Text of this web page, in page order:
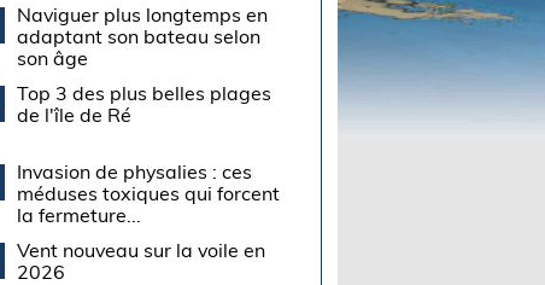
Naviguer plus longtemps en
adaptant son bateau selon
son âge
Top 3 des plus belles plages
de l'île de Ré
Invasion de physalies : ces
méduses toxiques qui forcent
la fermeture...
Vent nouveau sur la voile en
2026